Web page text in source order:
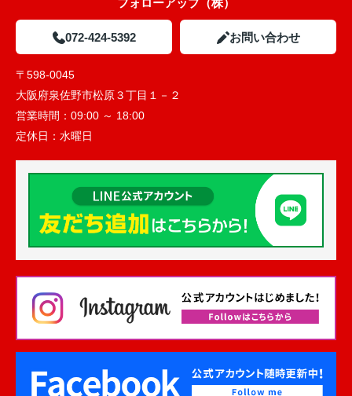
フォローアップ（株）
072-424-5392 お問い合わせ
〒598-0045
大阪府泉佐野市松原３丁目１－２
営業時間： 09:00 ～ 18:00
定休日： 水曜日